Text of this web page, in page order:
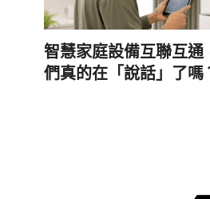
智慧家庭設備互聯互通
們真的在「說話」了嗎